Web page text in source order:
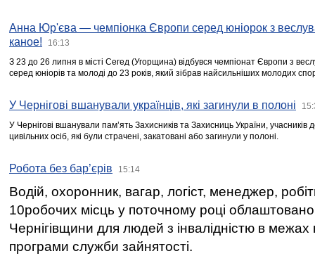
Анна Юр'єва — чемпіонка Європи серед юніорок з
каное!
16:13
З 23 до 26 липня в місті Сегед (Угорщина) відбувся чемпіонат Європи з
серед юніорів та молоді до 23 років, який зібрав найсильніших молодих
У Чернігові вшанували українців, які загинули в полоні
У Чернігові вшанували пам’ять Захисників та Захисниць України,
цивільних осіб, які були страчені, закатовані або загинули у полоні.
Робота без бар’єрів 15:14
Водій, охоронник, вагар, логіст, менеджер,
10робочих місць у поточному році
Чернігівщини для людей з інвалідністю в межах
програми служби зайнятості.